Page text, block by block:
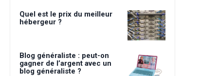
Quel est le prix du meilleur
hébergeur ?
Blog généraliste : peut-on
gagner de l’argent avec un
blog généraliste ?